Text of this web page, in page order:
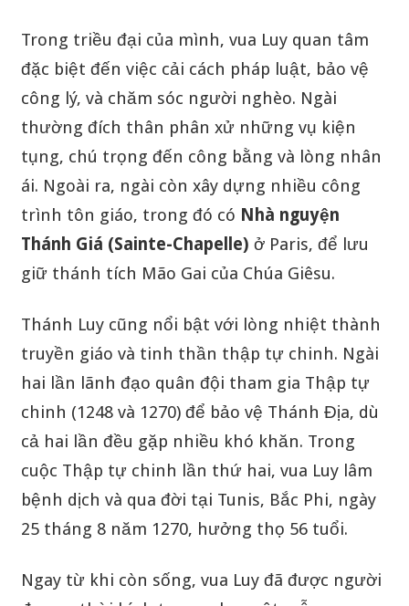
Trong triều đại của mình, vua Luy quan tâm
đặc biệt đến việc cải cách pháp luật, bảo vệ
công lý, và chăm sóc người nghèo. Ngài
thường đích thân phân xử những vụ kiện
tụng, chú trọng đến công bằng và lòng nhân
ái. Ngoài ra, ngài còn xây dựng nhiều công
trình tôn giáo, trong đó có Nhà nguyện
Thánh Giá (Sainte-Chapelle) ở Paris, để lưu
giữ thánh tích Mão Gai của Chúa Giêsu.
Thánh Luy cũng nổi bật với lòng nhiệt thành
truyền giáo và tinh thần thập tự chinh. Ngài
hai lần lãnh đạo quân đội tham gia Thập tự
chinh (1248 và 1270) để bảo vệ Thánh Địa, dù
cả hai lần đều gặp nhiều khó khăn. Trong
cuộc Thập tự chinh lần thứ hai, vua Luy lâm
bệnh dịch và qua đời tại Tunis, Bắc Phi, ngày
25 tháng 8 năm 1270, hưởng thọ 56 tuổi.
Ngay từ khi còn sống, vua Luy đã được người